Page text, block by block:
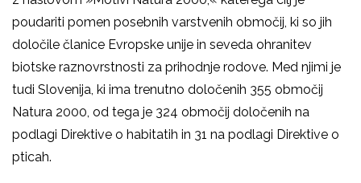
poudariti pomen posebnih varstvenih območij, ki so jih
določile članice Evropske unije in seveda ohranitev
biotske raznovrstnosti za prihodnje rodove. Med njimi je
tudi Slovenija, ki ima trenutno določenih 355 območij
Natura 2000, od tega je 324 območij določenih na
podlagi Direktive o habitatih in 31 na podlagi Direktive o
pticah.